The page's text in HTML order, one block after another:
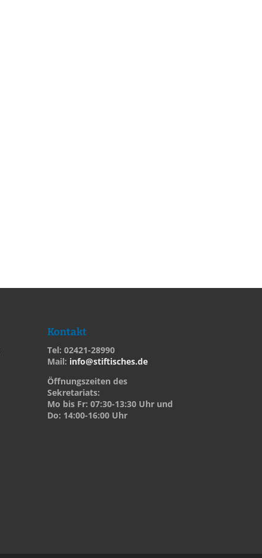
Kontakt
Tel: 02421-28990
Mail: info@stiftisches.de
Öffnungszeiten des
Sekretariats:
Mo bis Fr: 07:30-13:30 Uhr und
Do: 14:00-16:00 Uhr